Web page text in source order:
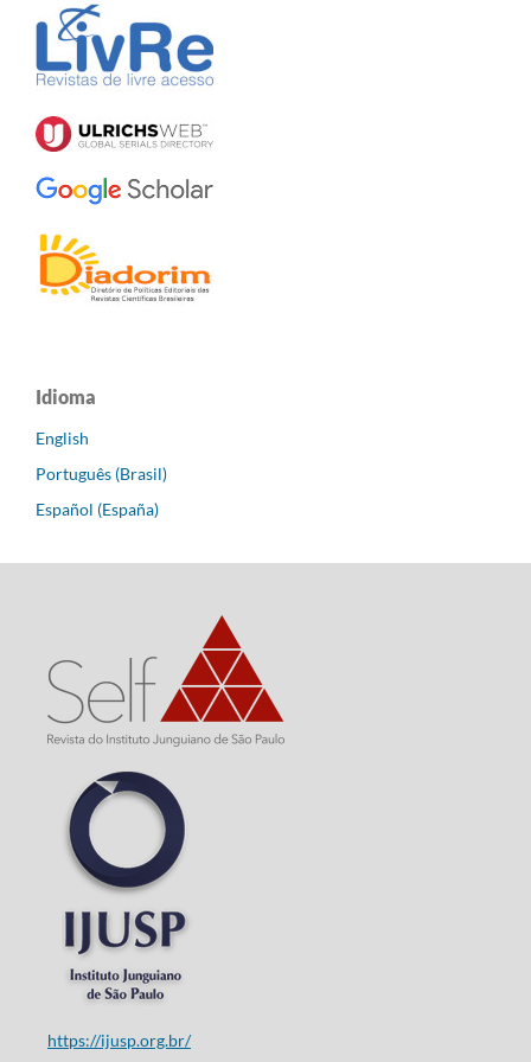
Idioma
English
Português (Brasil)
Español (España)
https://ijusp.org.br/